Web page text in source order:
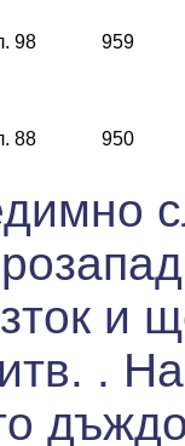
98 959
88 950
и
.